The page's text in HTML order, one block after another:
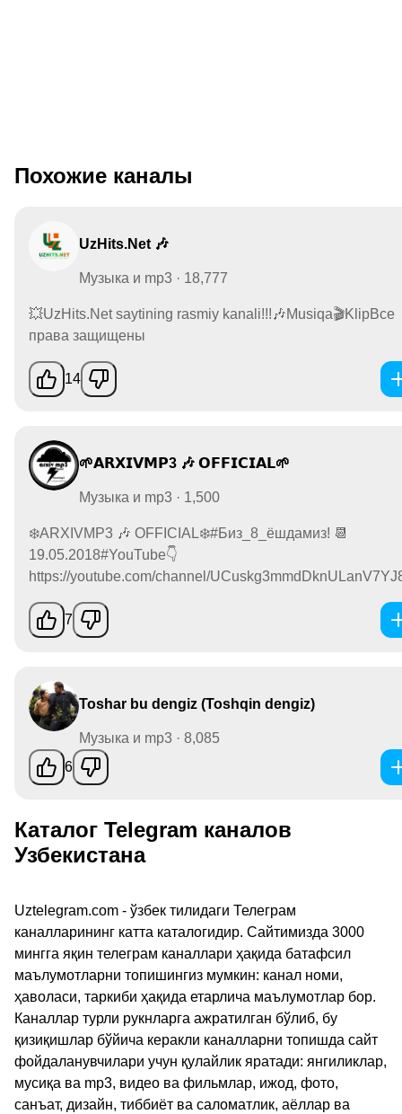
Похожие каналы
UzHits.Net 🎶
Музыка и mp3 · 18,777
💥UzHits.Net saytining rasmiy kanali!!!🎶Musiqa🎬KlipВсе
права защищены
14
🌱𝗔𝗥𝗫𝗜𝗩𝗠𝗣3 🎶 𝗢𝗙𝗙𝗜𝗖𝗜𝗔𝗟🌱
Музыка и mp3 · 1,500
❄️ARXIVMP3 🎶 OFFICIAL❄️#Биз_8_ёшдамиз! 📆
19.05.2018#YouTube👇
https://youtube.com/channel/
7
Toshar bu dengiz (Toshqin dengiz)
Музыка и mp3 · 8,085
6
Каталог Telegram каналов
Узбекистана
Uztelegram.com - ўзбек тилидаги Телеграм
каналларининг катта каталогидир. Сайтимизда 3000
мингга яқин телеграм каналлари ҳақида батафсил
маълумотларни топишингиз мумкин: канал номи,
ҳаволаси, таркиби ҳақида етарлича маълумотлар бор.
Каналлар турли рукнларга ажратилган бўлиб, бу
қизиқишлар бўйича керакли каналларни топишда сайт
фойдаланувчилари учун қулайлик яратади: янгиликлар,
мусиқа ва mp3, видео ва фильмлар, ижод, фото,
санъат, дизайн, тиббиёт ва саломатлик, аёллар ва